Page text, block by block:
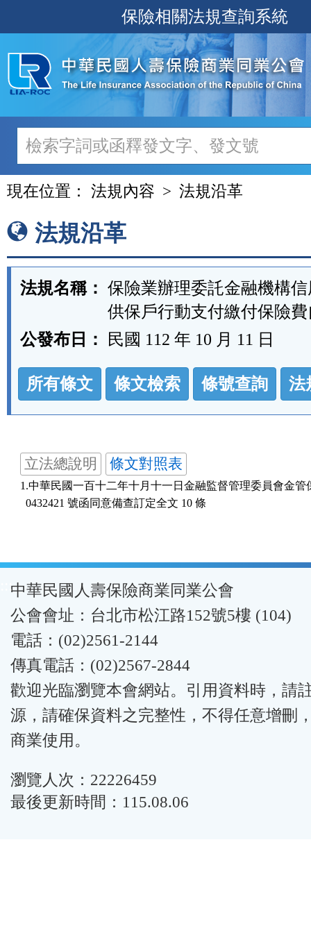
至
主
內
容
保險相關法規查詢系統
現在位置： 法規內容 法規沿革
法規沿革
法規名稱： 保險業辦理委託金融機構
供保戶行動支付繳付保險
公發布日：
民國 112 年 10 月 11 日
法
規
功
按
鈕
區
所有條文 條文檢索 條號查詢 法
立法總說明 條文對照表
1.中華民國一百十二年十月十一日金融監督管理委員會金管
:::中華民國人壽保險商業同業公會
公會會址：台北市松江路152號5樓 (104)
電話：(02)2561-2144
傳真電話：(02)2567-2844
歡迎光臨瀏覽本會網站。引用資料時，請
源，請確保資料之完整性，不得任意增刪
商業使用。
瀏覽人次：22226459
最後更新時間：115.08.06